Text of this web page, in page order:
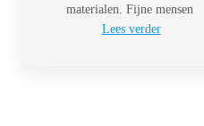
materialen. Fijne mensen
Lees verder